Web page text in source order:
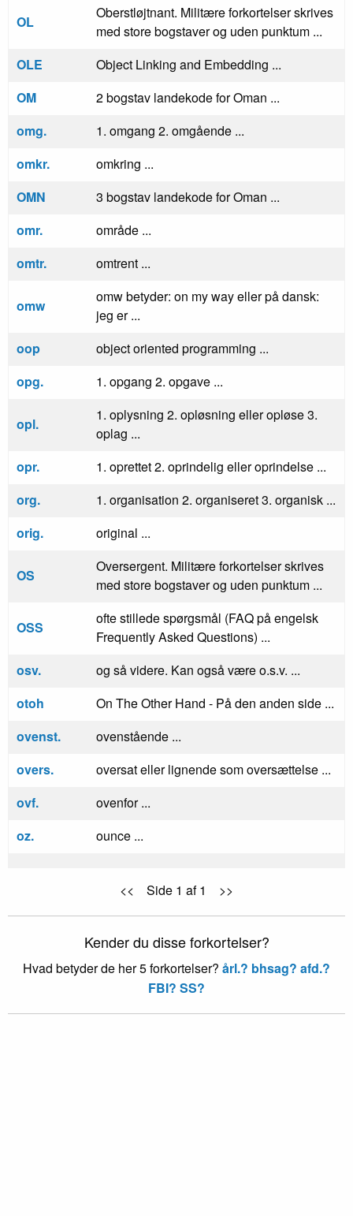
OL
Oberstløjtnant. Militære forkortelser skrives
med store bogstaver og uden punktum ...
OLE
Object Linking and Embedding ...
OM
2 bogstav landekode for Oman ...
omg.
1. omgang 2. omgående ...
omkr.
omkring ...
OMN
3 bogstav landekode for Oman ...
omr.
område ...
omtr.
omtrent ...
omw
omw betyder: on my way eller på dansk:
jeg er ...
oop
object oriented programming ...
opg.
1. opgang 2. opgave ...
opl.
1. oplysning 2. opløsning eller opløse 3.
oplag ...
opr.
1. oprettet 2. oprindelig eller oprindelse ...
org.
1. organisation 2. organiseret 3. organisk ...
orig.
original ...
OS
Oversergent. Militære forkortelser skrives
med store bogstaver og uden punktum ...
OSS
ofte stillede spørgsmål (FAQ på engelsk
Frequently Asked Questions) ...
osv.
og så videre. Kan også være o.s.v. ...
otoh
On The Other Hand - På den anden side ...
ovenst.
ovenstående ...
overs.
oversat eller lignende som oversættelse ...
ovf.
ovenfor ...
oz.
ounce ...
<< Side 1 af 1 >>
Kender du disse forkortelser?
Hvad betyder de her 5 forkortelser? årl.? bhsag? afd.?
FBI? SS?